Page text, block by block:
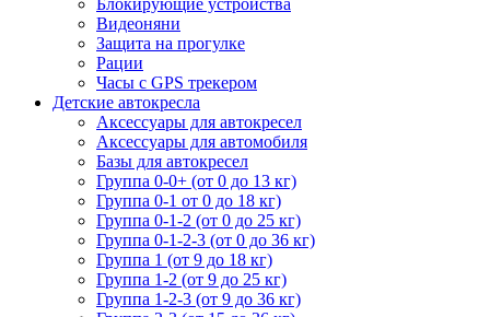
Блокирующие устройства
Видеоняни
Защита на прогулке
Рации
Часы с GPS трекером
Детские автокресла
Аксессуары для автокресел
Аксессуары для автомобиля
Базы для автокресел
Группа 0-0+ (от 0 до 13 кг)
Группа 0-1 от 0 до 18 кг)
Группа 0-1-2 (от 0 до 25 кг)
Группа 0-1-2-3 (от 0 до 36 кг)
Группа 1 (от 9 до 18 кг)
Группа 1-2 (от 9 до 25 кг)
Группа 1-2-3 (от 9 до 36 кг)